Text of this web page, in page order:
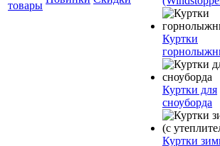
товары
Куртки
Куртки для
сноуборда
Куртки